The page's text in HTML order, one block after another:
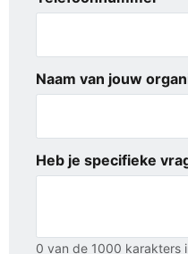
Naam van jouw
Heb je specifieke
0 van de 1000 karakters